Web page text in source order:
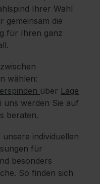
Ihrer Wahl
gemeinsam die
für Ihren ganz
wählen:
über Lage
uns werden Sie auf
beraten.
individuellen
für
besonders
So finden sich